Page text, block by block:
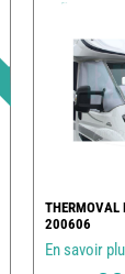
THERMOVAL
200606
En savoir